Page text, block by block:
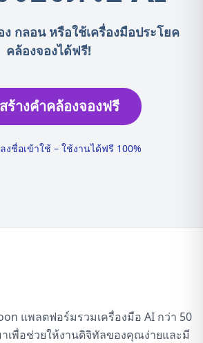
ง กลอน หรือใช้เครื่องมือประโยค
คล้องจองได้ฟรี!
ร้างคำคล้องจองฟรี
งชื่อเข้าใช้ – ใช้งานได้ฟรี 100%
แพลตฟอร์มรวมเครื่องมือ AI กว่า 50
เพื่อช่วยให้งานดิจิทัลของคุณง่ายและมี